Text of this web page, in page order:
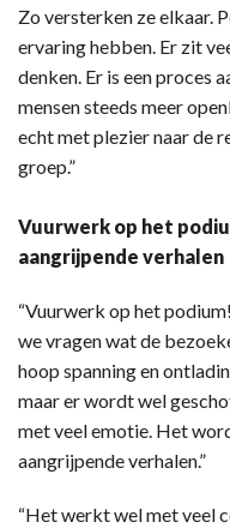
Zo versterken ze elkaar.
ervaring hebben. Er zit
denken. Er is een proces
mensen steeds meer
echt met plezier naar de
groep.”
Vuurwerk op het
aangrijpende verhalen
“Vuurwerk op het
we vragen wat de
hoop spanning en
maar er wordt wel
met veel emotie. Het
aangrijpende verhalen.”
“Het werkt wel met veel